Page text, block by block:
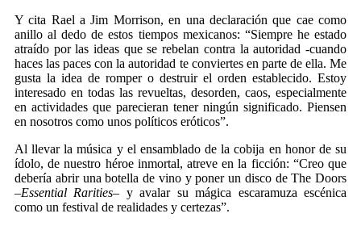
Y cita Rael a Jim Morrison, en una declaración que cae como
anillo al dedo de estos tiempos mexicanos: “Siempre he estado
atraído por las ideas que se rebelan contra la autoridad -cuando
haces las paces con la autoridad te conviertes en parte de ella. Me
gusta la idea de romper o destruir el orden establecido. Estoy
interesado en todas las revueltas, desorden, caos, especialmente
en actividades que parecieran tener ningún significado. Piensen
en nosotros como unos políticos eróticos”.
Al llevar la música y el ensamblado de la cobija en honor de su
ídolo, de nuestro héroe inmortal, atreve en la ficción: “Creo que
debería abrir una botella de vino y poner un disco de The Doors
–Essential Rarities– y avalar su mágica escaramuza escénica
como un festival de realidades y certezas”.